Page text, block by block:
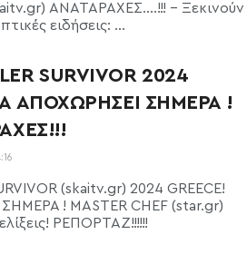
ΑΝΑΤΑΡΑΧΕΣ….!!! - Ξεκινούν
ειδήσεις: ...
SURVIVOR 2024
ΑΠΟΧΩΡΗΣΕΙ ΣΗΜΕΡΑ !
(skaitv.gr) 2024 GREECE!
! MASTER CHEF (star.gr)
ΡΕΠΟΡΤΑΖ!!!!!!